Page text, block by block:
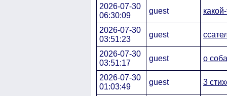
2026-07-30
06:30:09
guest
2026-07-30
03:51:23
guest
2026-07-30
03:51:17
guest о
2026-07-30
01:03:49
guest 3